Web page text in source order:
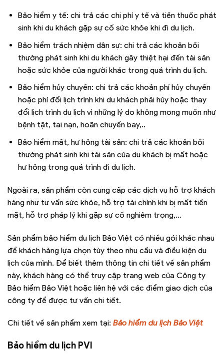
Bảo hiểm y tế: chi trả các chi phí y tế và tiền thuốc phát
sinh khi du khách gặp sự cố sức khỏe khi đi du lịch.
Bảo hiểm trách nhiệm dân sự: chi trả các khoản bồi
thường phát sinh khi du khách gây thiệt hại đến tài sản
hoặc sức khỏe của người khác trong quá trình du lịch.
Bảo hiểm hủy chuyến: chi trả các khoản phí hủy chuyến
hoặc phí đổi lịch trình khi du khách phải hủy hoặc thay
đổi lịch trình du lịch vì những lý do không mong muốn như
bệnh tật, tai nạn, hoãn chuyến bay,..
Bảo hiểm mất, hư hỏng tài sản: chi trả các khoản bồi
thường phát sinh khi tài sản của du khách bị mất hoặc
hư hỏng trong quá trình đi du lịch.
Ngoài ra, sản phẩm còn cung cấp các dịch vụ hỗ trợ khách
hàng như tư vấn sức khỏe, hỗ trợ tài chính khi bị mất tiền
mặt, hỗ trợ pháp lý khi gặp sự cố nghiêm trọng,…
Sản phẩm bảo hiểm du lịch Bảo Việt có nhiều gói khác nhau
để khách hàng lựa chọn tùy theo nhu cầu và điều kiện du
lịch của mình. Để biết thêm thông tin chi tiết về sản phẩm
này, khách hàng có thể truy cập trang web của Công ty
Bảo hiểm Bảo Việt hoặc liên hệ với các điểm giao dịch của
công ty để được tư vấn chi tiết.
Chi tiết về sản phẩm xem tại: Bảo hiểm du lịch Bảo Việt
Bảo hiểm du lịch PVI